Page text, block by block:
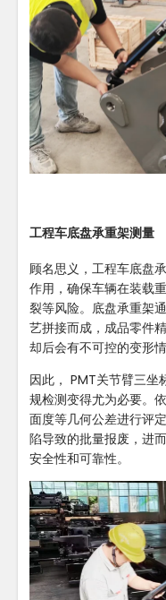
工程车底盘承重架测量
顾名思义，工程车底盘
作用，确保车辆在装载
裂等风险。底盘承重架
艺拼接而成，成品零件
却后会有不可控的变形情
因此， PMT关节臂三坐
规检测变得尤为必要。
面度等几何公差进行评
陷导致的批量报废，进
安全性和可靠性。